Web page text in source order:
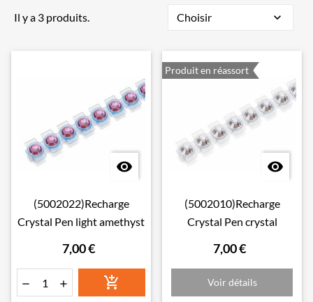
Il y a 3 produits. Choisir expand_more

(5002022)Recharge
Crystal Pen light amethyst
7,00 €
  
Produit en réassort

(5002010)Recharge
Crystal Pen crystal
7,00 €
Voir détails